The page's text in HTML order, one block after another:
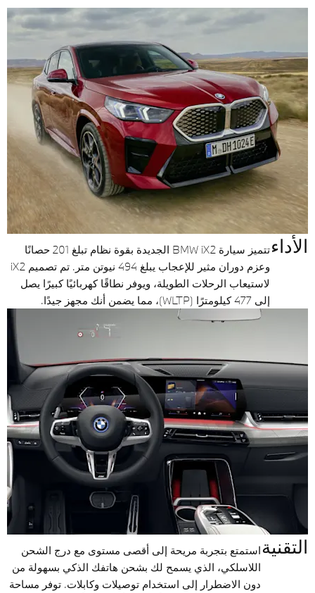
الأداء
تتميز سيارة BMW iX2 الجديدة بقوة نظام تبلغ 201 حصانًا
وعزم دوران مثير للإعجاب يبلغ 494 نيوتن متر. تم تصميم iX2
لاستيعاب الرحلات الطويلة، ويوفر نطاقًا كهربائيًا كبيرًا يصل
إلى 477 كيلومترًا (WLTP)، مما يضمن أنك مجهز جيدًا.
التقنيةاستمتع بتجربة مريحة إلى أقصى مستوى مع درج الشحن
اللاسلكي، الذي يسمح لك بشحن هاتفك الذكي بسهولة من
دون الاضطرار إلى استخدام توصيلات وكابلات. توفر مساحة